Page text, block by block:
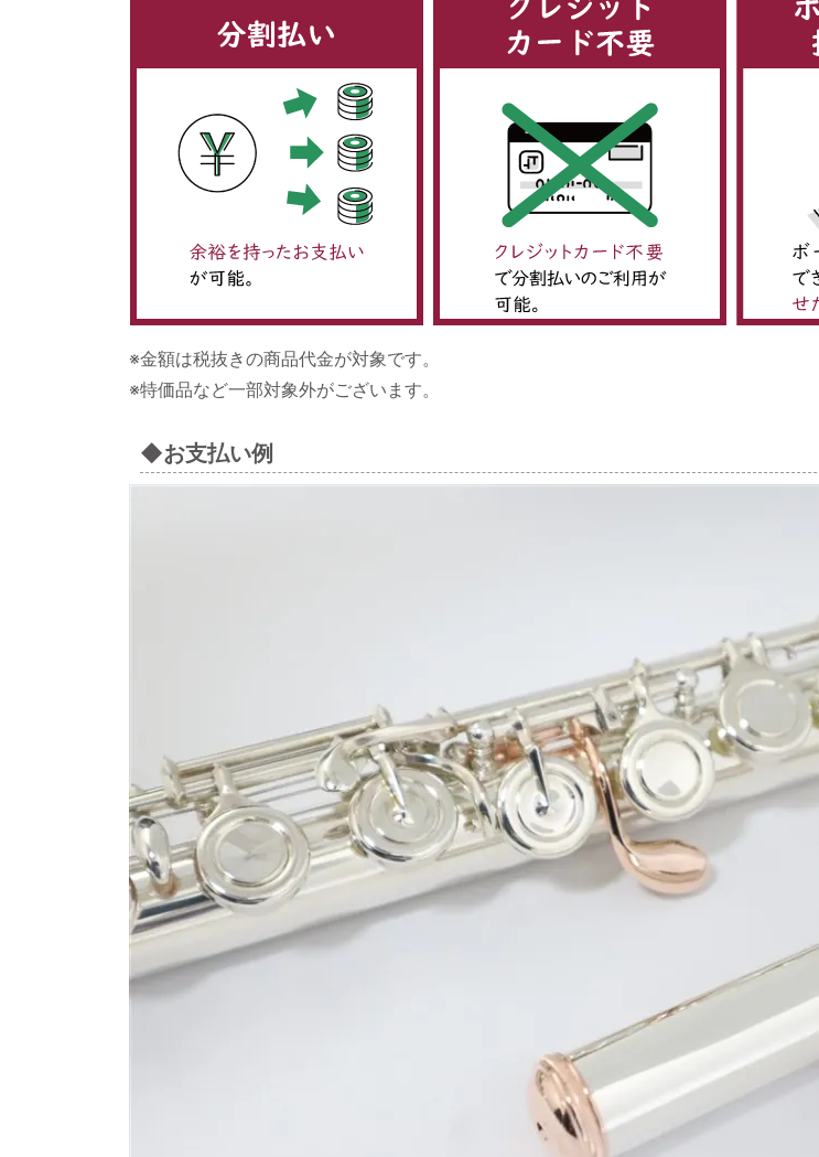
※金額は税抜きの商品代金が対象です。
※特価品など一部対象外がございます。
◆お支払い例